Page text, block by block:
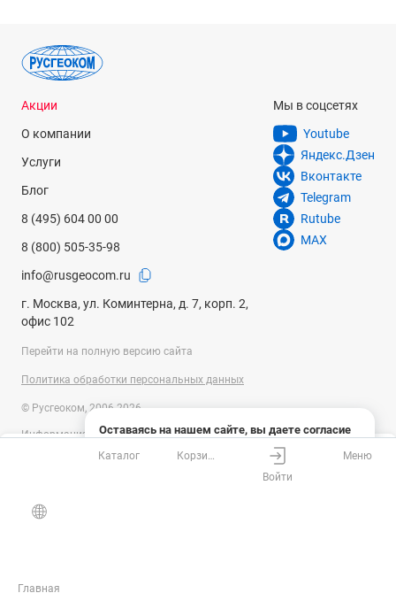
Оставаясь на нашем сайте, вы даете согласие
на использование файлов cookies и сбор данных
системами веб-аналитики
Акции
О компании
Услуги
Блог
8 (495) 604 00 00
8 (800) 505-35-98
info@rusgeocom.ru
г. Москва, ул. Коминтерна, д. 7, корп. 2,
офис 102
Мы в соцсетях
Youtube
Яндекс.Дзен
Вконтакте
Telegram
Rutube
MAX
Перейти на полную версию сайта
Политика обработки персональных данных
© Русгеоком, 2006-2026
Информация на сайте носит справочный характер и не является
публичной офертой, определяемой положениями Статьи 437
Гражданского кодекса Российской Федерации. Технические
изменены производителем без предварительного уведомления.
Уточняйте информацию у наших менеджеров.
Главная
Каталог
Корзина
Войти
Меню